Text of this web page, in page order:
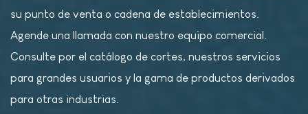
su punto de venta o cadena de establecimientos.
Agende una llamada con nuestro equipo comercial.
Consulte por el catálogo de cortes, nuestros servicios
para grandes usuarios y la gama de productos derivados
para otras industrias.